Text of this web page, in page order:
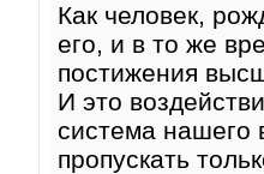
Как человек,
его, и в то же
постижения
И это
система нашего
пропускать